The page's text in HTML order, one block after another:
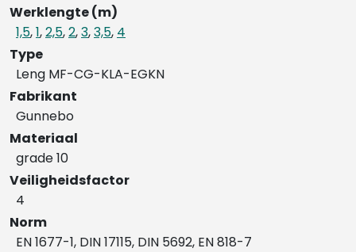
Werklengte (m)
1,5,1,2,5,2,3,3,5, 4
Type
Leng MF-CG-KLA-EGKN
Fabrikant
Gunnebo
Materiaal
grade 10
Veiligheidsfactor
4
Norm
EN 1677-1, DIN 17115, DIN 5692, EN 818-7